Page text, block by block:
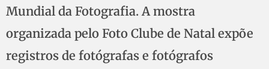
Mundial da Fotografia. A mostra
organizada pelo Foto Clube de Natal expõe
registros de fotógrafas e fotógrafos